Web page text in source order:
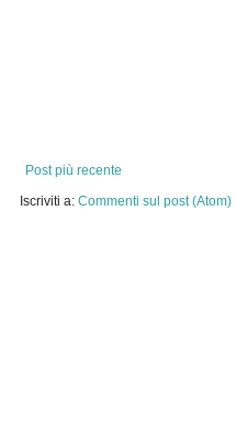
Post più recente
Iscriviti a: Commenti sul post (Atom)